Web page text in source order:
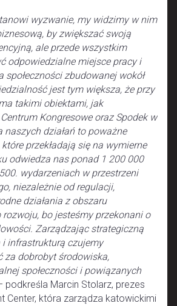
wyzwanie, my widzimy w nim
by zwiększać swoją
ale przede wszystkim
odpowiedzialne miejsce pracy i
społeczności zbudowanej wokół
jest tym większa, że przy
takimi obiektami, jak
Kongresowe oraz Spodek w
naszych działań to poważne
przekładają się na wymierne
odwiedza nas ponad 1 200 000
wydarzeniach w przestrzeni
niezależnie od regulacji,
działania z obszaru
bo jesteśmy przekonani o
Zarządzając strategiczną
infrastrukturą czujemy
za dobrobyt środowiska,
społeczności i powiązanych
podkreśla Marcin Stolarz, prezes
Center, która zarządza katowickimi